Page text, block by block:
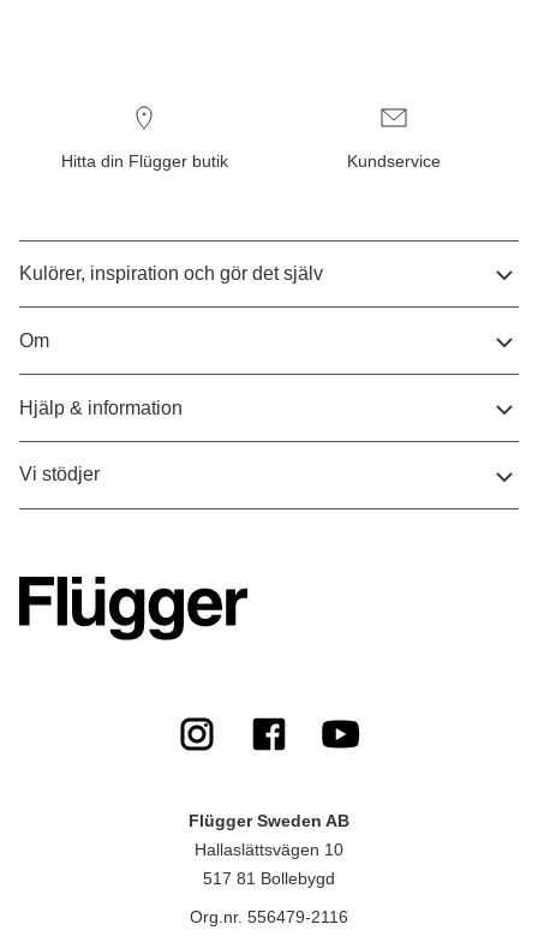
Hitta din Flügger butik Kundservice
Kulörer, inspiration och gör det själv
Om
Hjälp & information
Vi stödjer
Flügger Sweden AB
Hallaslättsvägen 10
517 81 Bollebygd
Org.nr. 556479-2116